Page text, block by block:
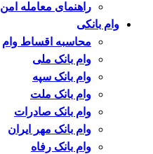
راهنمای معامله امن
وام بانکی
محاسبه اقساط وام
وام بانک ملی
وام بانک سپه
وام بانک ملت
وام بانک صادرات
وام بانک مهر ایران
وام بانک رفاه